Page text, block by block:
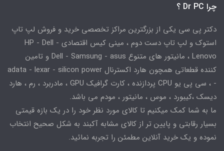
چرا Dr PC ؟
دکتر پی سی یکی از بزرگترین مراکز تخصصی خرید و فروش لپ تاپ
استوک و لپ تاپ دست دوم ، مینی کیس اقتصادی HP - Dell -
Lenovo ، مانیتور های متنوع Dell - Samsung - asus و تامین
کننده قطعاتی همچون هارد اکسترنال adata - lexar - silicon power
- ، سی پی یو CPU پردازنده ، کارت گرافیک GPU ، مادربرد ، رم ، هارد
دیسک ،کیبورد ، موس ، مانیتور ، مودم می باشد.
ما به شما کمک میکنیم تا کالای مورد نظر خود را در یک بازه قیمتی
بسیار رقابتی و پایین تر از کالای مشابه آکبند به شکل صحیح انتخاب
نموده و یک خرید آنلاین مطمئن را تجربه نمائید.